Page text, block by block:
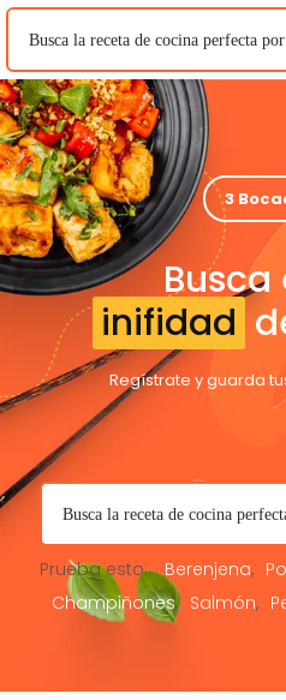
3
inifidad
Regístrate y guarda
Prueba esto: Berenjena
Champiñones
Salmón